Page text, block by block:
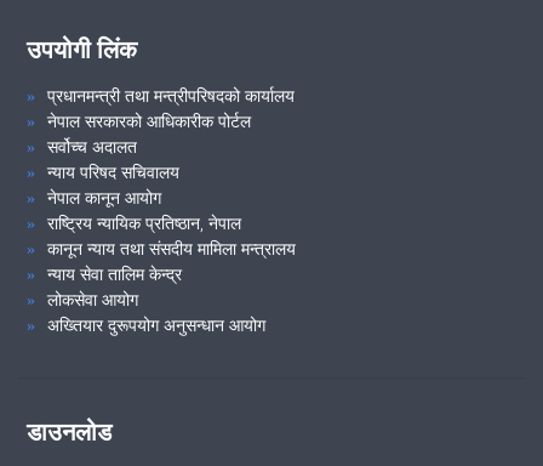
उपयोगी लिंक
प्रधानमन्त्री तथा मन्त्रीपरिषदको कार्यालय
नेपाल सरकारको आधिकारीक पोर्टल
सर्वोच्च अदालत
न्याय परिषद सचिवालय
नेपाल कानून आयोग
राष्ट्रिय न्यायिक प्रतिष्ठान, नेपाल
कानून न्याय तथा संसदीय मामिला मन्त्रालय
न्याय सेवा तालिम केन्द्र
लोकसेवा आयोग
अख्तियार दुरूपयोग अनुसन्धान आयोग
डाउनलोड